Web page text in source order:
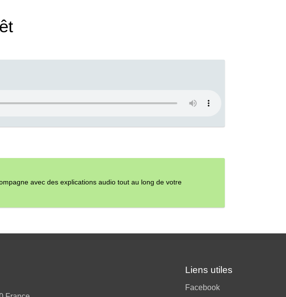
avec des explications audio tout au long de votre
Liens utiles
Facebook